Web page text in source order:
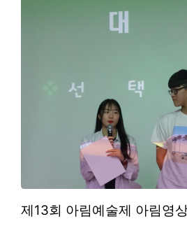
제13회 아림예술제 아림영